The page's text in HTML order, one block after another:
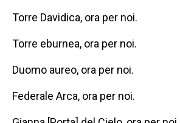
Torre Davidica, ora per noi.
Torre eburnea, ora per noi.
Duomo aureo, ora per noi.
Federale Arca, ora per noi.